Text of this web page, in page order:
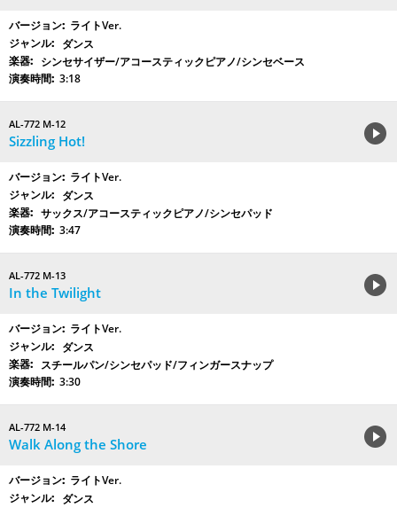
ライトVer.
ダンス
シンセサイザー/アコースティックピアノ/シンセベース
3:18
AL-772 M-12
Sizzling Hot!
ライトVer.
ダンス
サックス/アコースティックピアノ/シンセパッド
3:47
AL-772 M-13
In the Twilight
ライトVer.
ダンス
スチールパン/シンセパッド/フィンガースナップ
3:30
AL-772 M-14
Walk Along the Shore
ライトVer.
ダンス